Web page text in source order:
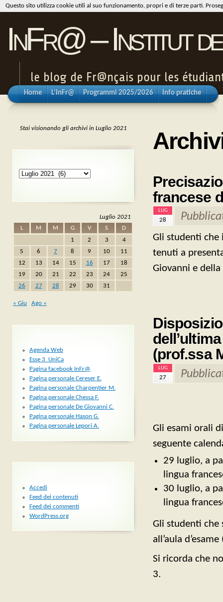
InFr@ – Institut
le blog de Fr@nçais pour les
Home L’InFr@ Programmi 2025/2026 Info pratiche
francese
LUG
28
Gli studenti che
tenuti a
Giovanni e
(prof.ssa
LUG
27
Gli esami orali
seguente
29 luglio, a
lingua
30 luglio, a
lingua
Gli studenti che
all’aula
Si ricorda che
3.
Stai visionando gli archivi in Luglio 2021
Archivi
Luglio 2021
L
M M G V S
D
1
2 3
4
5
6 7 8 9 10
11
12
13 14 15 16 17
18
19
20 21 22 23 24
25
26
27 28 29 30 31
« Giu Ago »
Agenda Web
Esse 3_UniCa
Pagina facebook InFr@
Pagina personale Cereser E.
Pagina personale Charpentier M.
Pagina personale Chessa F.
Pagina personale De Giovanni C.
Pagina personale Hason G.
Pagina personale Lepori A.
Accedi
Feed dei contenuti
Feed dei commenti
WordPress.org
Questo sito utilizza cookie utili al suo funzionamento, propri e di terze parti.